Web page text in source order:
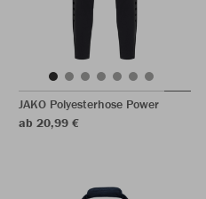
JAKO Polyesterhose Power
ab 20,99 €